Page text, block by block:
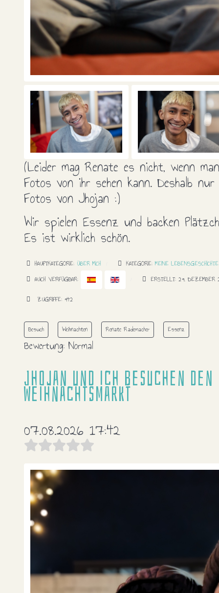
(Leider mag Renate es nicht, wenn man
Fotos von ihr sehen kann. Deshalb nur
Fotos von Jhojan :)
Wir spielen Essenz und backen
Es ist wirklich schön.
HAUPTKATEGORIE: ÜBER MICH KATEGORIE: MEINE LEBENSGESCHICHTE
AUCH VERFÜGBAR:
ERSTELLT: 29. DEZEMBER
ZUGRIFFE: 942
Besuch Weihnachten Renate Rademacher Essenz
Bewertung: Normal
Jhojan und ich besuchen den
Weihnachtsmarkt
07.08.2026 17:42